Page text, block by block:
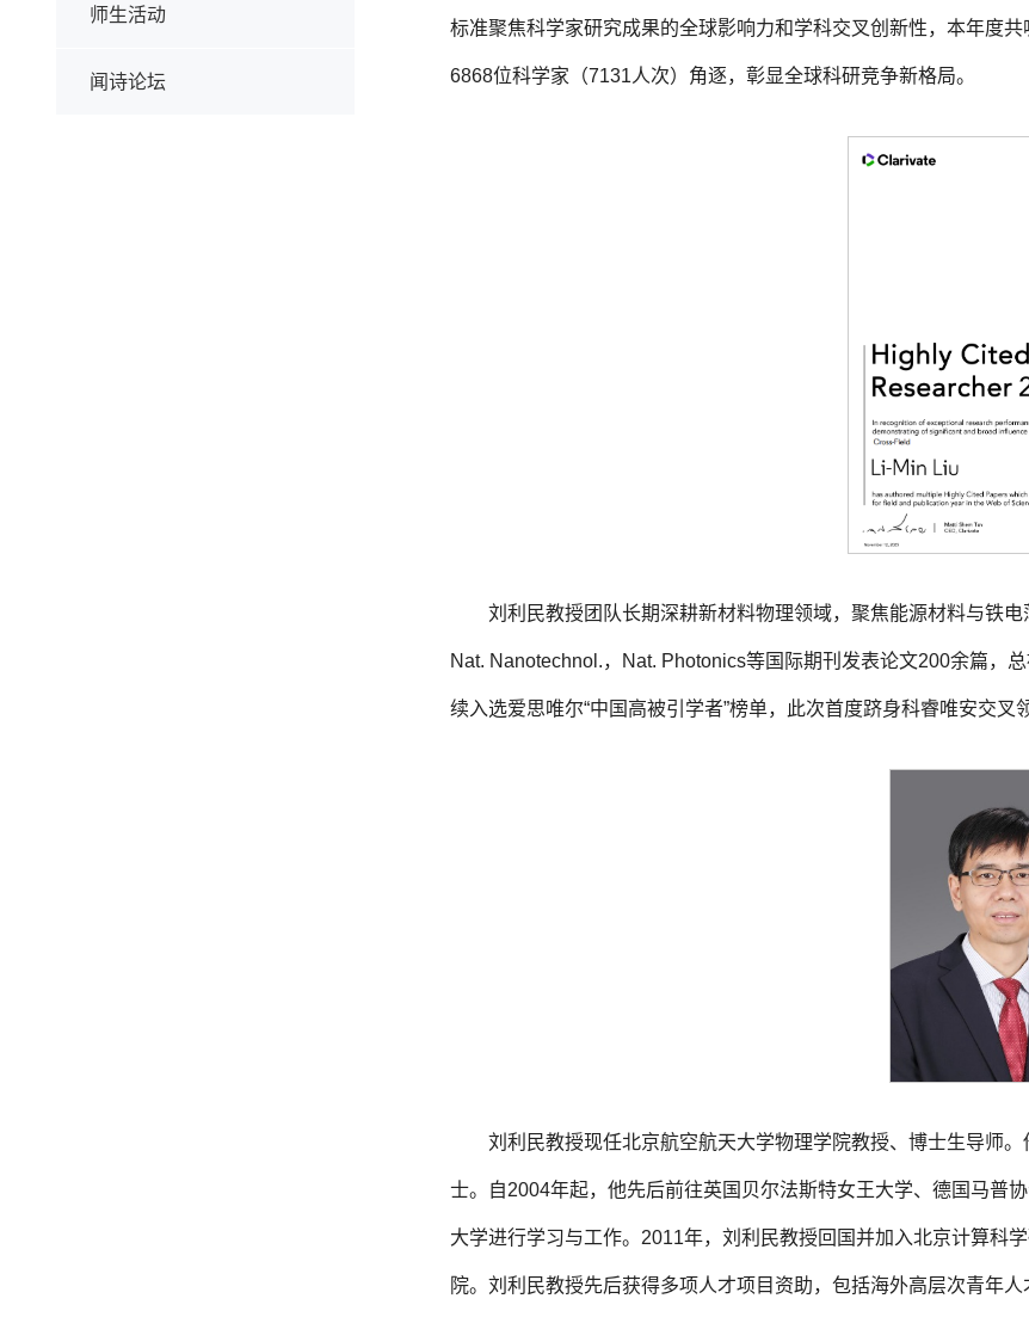
师生活动
闻诗论坛
标准聚焦科学家研究成果的全球影响力和学科交叉创新性，本年度
6868位科学家（7131人次）角逐，彰显全球科研竞争新格局。
刘利民教授团队长期深耕新材料物理领域，聚焦能源材料与铁
Nat. Nanotechnol.，Nat. Photonics等国际期刊发表论文200余篇，
续入选爱思唯尔“中国高被引学者”榜单，此次首度跻身科睿唯安交叉
刘利民教授现任北京航空航天大学物理学院教授、博士生导师
士。自2004年起，他先后前往英国贝尔法斯特女王大学、德国马普
大学进行学习与工作。2011年，刘利民教授回国并加入北京计算科
院。刘利民教授先后获得多项人才项目资助，包括海外高层次青年